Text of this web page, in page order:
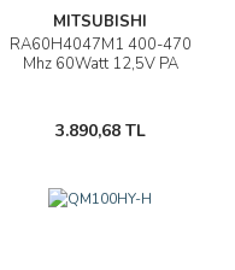
MITSUBISHI
RA60H4047M1 400-470
Mhz 60Watt 12,5V PA
3.890,68 TL